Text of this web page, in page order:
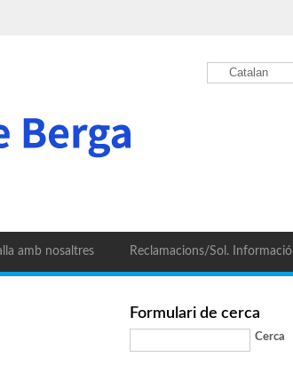
Catalan
amb nosaltres Reclamacions/Sol. Informació
Formulari de cerca
Cerca